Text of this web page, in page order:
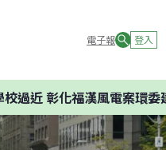
電子報 登入
彰化福漢風電案環委建議不